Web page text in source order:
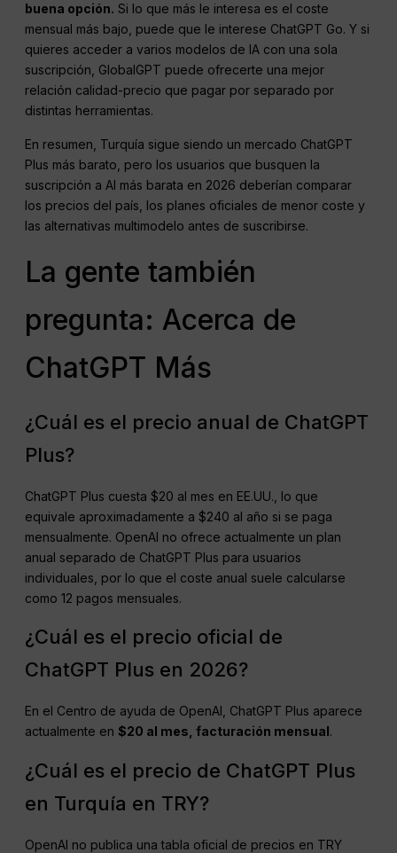
buena opción. Si lo que más le interesa es el coste
mensual más bajo, puede que le interese ChatGPT Go. Y si
quieres acceder a varios modelos de IA con una sola
suscripción, GlobalGPT puede ofrecerte una mejor
relación calidad-precio que pagar por separado por
distintas herramientas.
En resumen, Turquía sigue siendo un mercado ChatGPT
Plus más barato, pero los usuarios que busquen la
suscripción a AI más barata en 2026 deberían comparar
los precios del país, los planes oficiales de menor coste y
las alternativas multimodelo antes de suscribirse.
La gente también
pregunta: Acerca de
ChatGPT Más
¿Cuál es el precio anual de ChatGPT
Plus?
ChatGPT Plus cuesta $20 al mes en EE.UU., lo que
equivale aproximadamente a $240 al año si se paga
mensualmente. OpenAI no ofrece actualmente un plan
anual separado de ChatGPT Plus para usuarios
individuales, por lo que el coste anual suele calcularse
como 12 pagos mensuales.
¿Cuál es el precio oficial de
ChatGPT Plus en 2026?
En el Centro de ayuda de OpenAI, ChatGPT Plus aparece
actualmente en$20 al mes, facturación mensual.
¿Cuál es el precio de ChatGPT Plus
en Turquía en TRY?
OpenAI no publica una tabla oficial de precios en TRY